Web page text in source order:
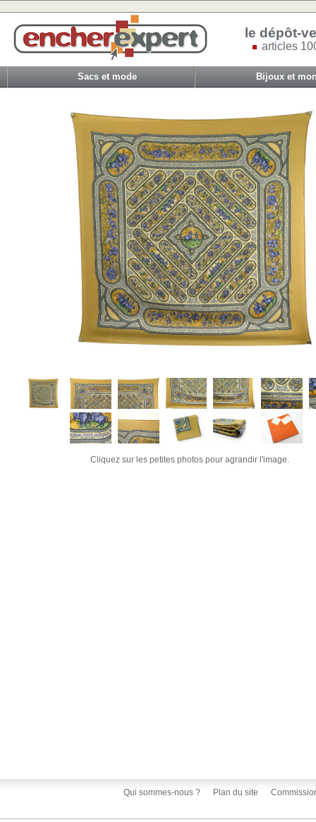
le dépôt-
articles
Sacs et mode Bijoux et
Cliquez sur les petites photos pour agrandir l'image.
Qui sommes-nous ? Plan du site